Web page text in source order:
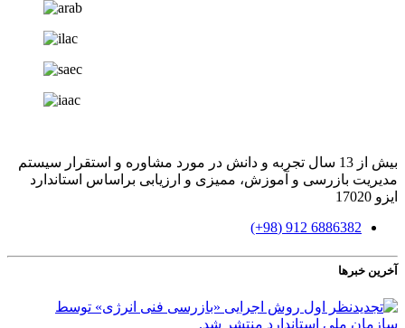
بیش از 13 سال تجربه و دانش در مورد مشاوره و استقرار سیستم
مدیریت بازرسی و آموزش، ممیزی و ارزیابی براساس استاندارد
ایزو 17020
6886382 912 (98+)
آخرین خبرها